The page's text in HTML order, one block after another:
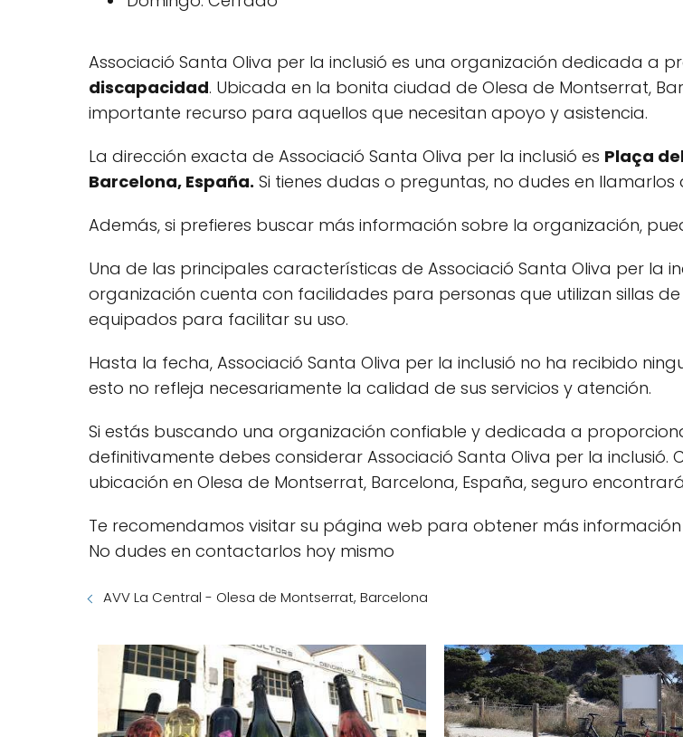
Associació Santa Oliva per la inclusió es una organización dedicada a
discapacidad. Ubicada en la bonita ciudad de Olesa de Montserrat,
importante recurso para aquellos que necesitan apoyo y asistencia.
La dirección exacta de Associació Santa Oliva per la inclusió es Plaça
Barcelona, España. Si tienes dudas o preguntas, no dudes en
Además, si prefieres buscar más información sobre la organización,
Una de las principales características de Associació Santa Oliva per la
organización cuenta con facilidades para personas que utilizan sillas
equipados para facilitar su uso.
Hasta la fecha, Associació Santa Oliva per la inclusió no ha recibido
esto no refleja necesariamente la calidad de sus servicios y atención.
Si estás buscando una organización confiable y dedicada a
definitivamente debes considerar Associació Santa Oliva per la
ubicación en Olesa de Montserrat, Barcelona, España, seguro
Te recomendamos visitar su página web para obtener más
No dudes en contactarlos hoy mismo
AVV La Central - Olesa de Montserrat, Barcelona